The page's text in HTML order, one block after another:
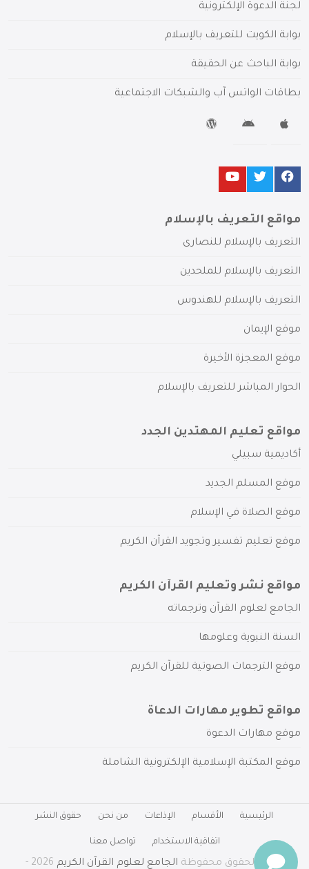
لجنة الدعوة الإلكترونية
بوابة الكويت للتعريف بالإسلام
بوابة الباحث عن الحقيقة
بطاقات الواتس آب والشبكات الاجتماعية
مواقع التعريف بالإسلام
التعريف بالإسلام للنصارى
التعريف بالإسلام للملحدين
التعريف بالإسلام للهندوس
موقع الإيمان
موقع المعجزة الأخيرة
الحوار المباشر للتعريف بالإسلام
مواقع تعليم المهتدين الجدد
أكاديمية سبيلي
موقع المسلم الجديد
موقع الصلاة في الإسلام
موقع تعليم تفسير وتجويد القرآن الكريم
مواقع نشر وتعليم القرآن الكريم
الجامع لعلوم القرآن وترجماته
السنة النبوية وعلومها
موقع الترجمات الصوتية للقرآن الكريم
مواقع تطوير مهارات الدعاة
موقع مهارات الدعوة
موقع المكتبة الإسلامية الإلكترونية الشاملة
الرئيسية الأقسام الإذاعات من نحن حقوق النشر
اتفاقية الاستخدام تواصل معنا
جميع الحقوق محفوظة الجامع لعلوم القرآن الكريم 2026 -